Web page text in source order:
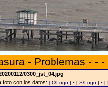
- Problemas - - -
0300_jst_04.jpg
foto con los datos: [ C/Logo ] - [ S/Logo ] - [